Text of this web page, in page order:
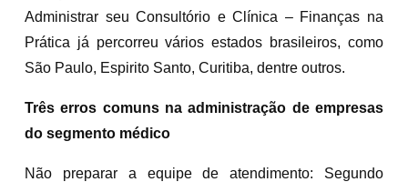
Administrar seu Consultório e Clínica – Finanças na
Prática já percorreu vários estados brasileiros, como
São Paulo, Espirito Santo, Curitiba, dentre outros.
Três erros comuns na administração de empresas
do segmento médico
Não preparar a equipe de atendimento: Segundo